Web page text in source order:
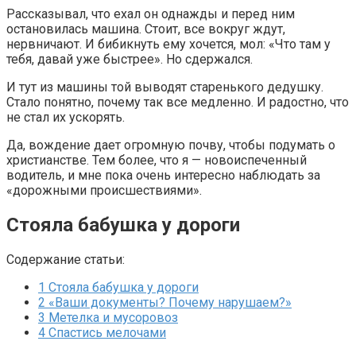
Рассказывал, что ехал он однажды и перед ним
остановилась машина. Стоит, все вокруг ждут,
нервничают. И бибикнуть ему хочется, мол: «Что там у
тебя, давай уже быстрее». Но сдержался.
И тут из машины той выводят старенького дедушку.
Стало понятно, почему так все медленно. И радостно, что
не стал их ускорять.
Да, вождение дает огромную почву, чтобы подумать о
христианстве. Тем более, что я — новоиспеченный
водитель, и мне пока очень интересно наблюдать за
«дорожными происшествиями».
Стояла бабушка у дороги
Содержание статьи:
1 Стояла бабушка у дороги
2 «Ваши документы? Почему нарушаем?»
3 Метелка и мусоровоз
4 Спастись мелочами